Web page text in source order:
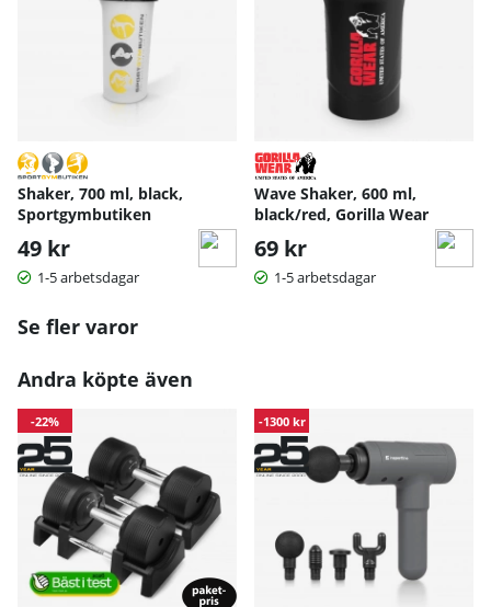
Shaker, 700 ml, black,
Sportgymbutiken
49 kr
1-5 arbetsdagar
Wave Shaker, 600 ml,
black/red, Gorilla Wear
69 kr
1-5 arbetsdagar
Se fler varor
Andra köpte även
-22% -1300 kr